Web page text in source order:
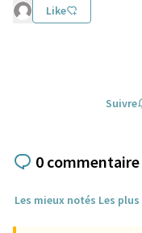
Like
Suivre
0 commentaire
Les mieux notés Les